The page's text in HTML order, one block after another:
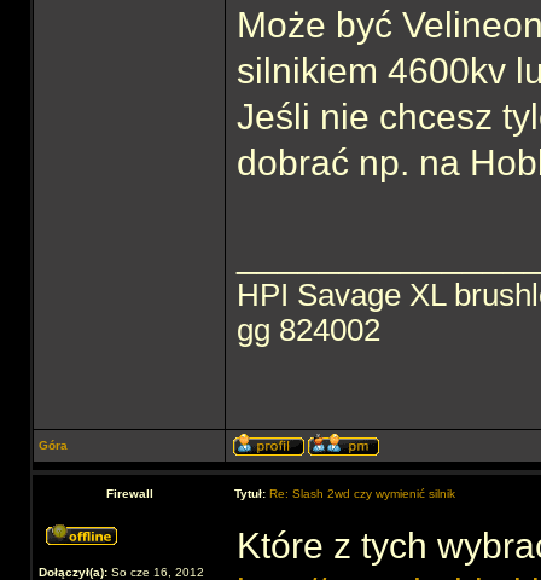
Może być
silnikiem 4600kv
Jeśli nie chcesz
dobrać np. na
HPI Savage XL
gg 824002
Góra
Firewall Tytuł: Re: Slash 2wd czy wymienić silnik
Dołączył(a): So cze 16, 2012
Które z tych